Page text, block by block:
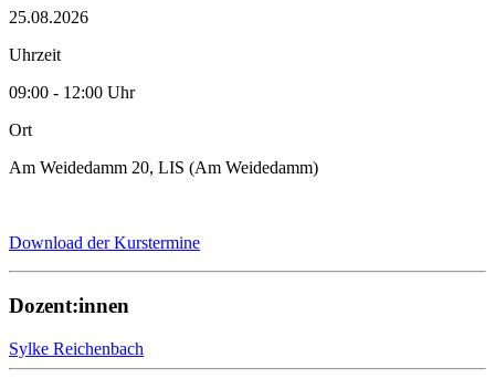
25.08.2026
Uhrzeit
09:00 - 12:00 Uhr
Ort
Am Weidedamm 20, LIS (Am Weidedamm)
Download der Kurstermine
Dozent:innen
Sylke Reichenbach